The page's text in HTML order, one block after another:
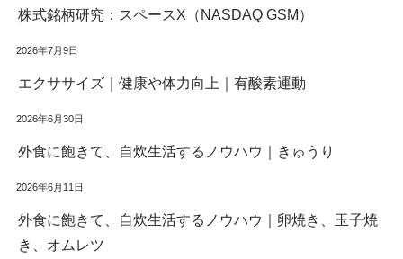
株式銘柄研究：スペースX（NASDAQ GSM）
2026年7月9日
エクササイズ｜健康や体力向上｜有酸素運動
2026年6月30日
外食に飽きて、自炊生活するノウハウ｜きゅうり
2026年6月11日
外食に飽きて、自炊生活するノウハウ｜卵焼き、玉子焼
き、オムレツ